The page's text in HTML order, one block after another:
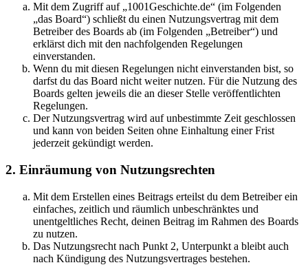
Mit dem Zugriff auf „1001Geschichte.de“ (im Folgenden
„das Board“) schließt du einen Nutzungsvertrag mit dem
Betreiber des Boards ab (im Folgenden „Betreiber“) und
erklärst dich mit den nachfolgenden Regelungen
einverstanden.
Wenn du mit diesen Regelungen nicht einverstanden bist, so
darfst du das Board nicht weiter nutzen. Für die Nutzung des
Boards gelten jeweils die an dieser Stelle veröffentlichten
Regelungen.
Der Nutzungsvertrag wird auf unbestimmte Zeit geschlossen
und kann von beiden Seiten ohne Einhaltung einer Frist
jederzeit gekündigt werden.
2. Einräumung von Nutzungsrechten
Mit dem Erstellen eines Beitrags erteilst du dem Betreiber ein
einfaches, zeitlich und räumlich unbeschränktes und
unentgeltliches Recht, deinen Beitrag im Rahmen des Boards
zu nutzen.
Das Nutzungsrecht nach Punkt 2, Unterpunkt a bleibt auch
nach Kündigung des Nutzungsvertrages bestehen.